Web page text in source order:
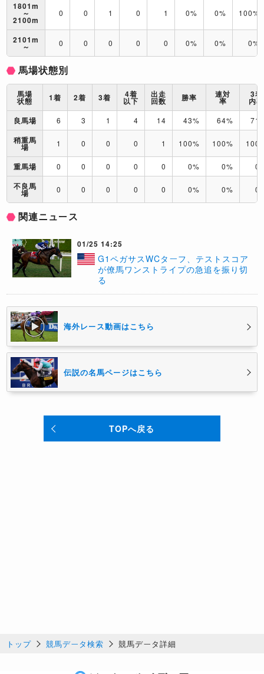
1801m
～
2100m
0 0 1 0 1 0% 0% 100%
2101m
～ 0 0 0 0 0 0% 0% 0%
馬場状態別
馬場
状態 1着 2着 3着 4着
以下
出走
回数 勝率 連対
率
3着
内率
良馬場
6 3 1 4 14 43% 64%
稍重馬
場 1 0 0 0 1 100% 100%
重馬場 0 0 0 0 0 0% 0%
不良馬
場 0 0 0 0 0 0% 0%
関連ニュース
01/25 14:25
G1ペガサスWCターフ、テストスコア
が僚馬ワンストライプの急追を振り切
る
海外レース動画はこちら
伝説の名馬ページはこちら
TOPへ戻る
トップ 競馬データ検索 競馬データ詳細